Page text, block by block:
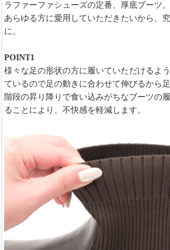
ラファーファシューズの定番、厚底ブーツ。
あらゆる方に愛用していただきたいから、
に。
POINT1
様々な足の形状の方に履いていただけるよ
ているので足の動きに合わせて伸びるから
階段の昇り降りで食い込みがちなブーツの
ることにより、不快感を軽減します。